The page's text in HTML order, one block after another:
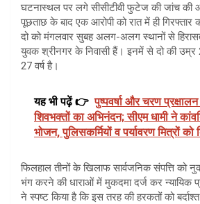
घटनास्थल पर लगे सीसीटीवी फुटेज की जांच की
पूछताछ के बाद एक आरोपी को रात में ही गिरफ्तार
दो को मंगलवार सुबह अलग-अलग स्थानों से
युवक श्रीनगर के निवासी हैं। इनमें से दो की
27 वर्ष है।
यह भी पढ़ें 👉 पुष्पवर्षा और चरण
शिवभक्तों का अभिनंदन; सीएम धामी ने
भोजन, पुलिसकर्मियों व पर्यावरण मित्रों को
फिलहाल तीनों के खिलाफ सार्वजनिक संपत्ति को
भंग करने की धाराओं में मुकदमा दर्ज कर न्यायिक
ने स्पष्ट किया है कि इस तरह की हरकतों को